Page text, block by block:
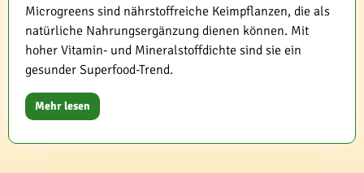
Microgreens sind nährstoffreiche Keimpflanzen, die als
natürliche Nahrungsergänzung dienen können. Mit
hoher Vitamin- und Mineralstoffdichte sind sie ein
gesunder Superfood-Trend.
Mehr lesen